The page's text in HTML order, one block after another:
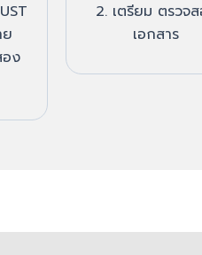
ง
2. เตรียม ตรวจ
เอกสาร